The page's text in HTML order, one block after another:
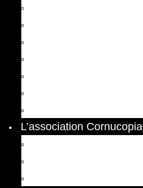
L’association Cornucopia